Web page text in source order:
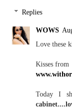
Replies
WOWS
Love these
Kisses from
Today I